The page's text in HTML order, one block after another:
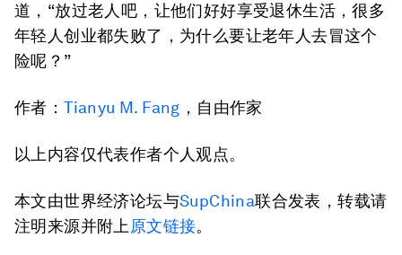
道，“放过老人吧，让他们好好享受退休生活，很多
年轻人创业都失败了，为什么要让老年人去冒这个
险呢？”
作者：Tianyu M. Fang ，自由作家
以上内容仅代表作者个人观点。
本文由世界经济论坛与SupChina联合发表，转载请
注明来源并附上 原文链接。